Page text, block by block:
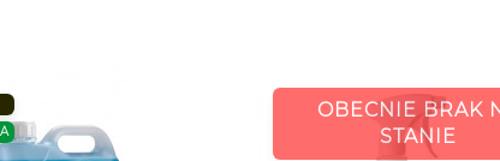
OBECNIE BRAK
STANIE